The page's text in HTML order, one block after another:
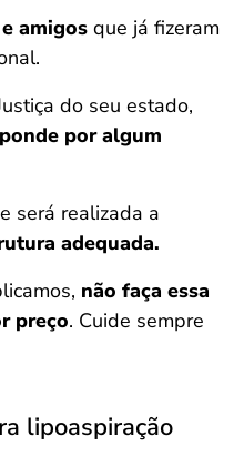
amigos que já fizeram
do seu estado,
por algum
será realizada a
adequada.
não faça essa
preço. Cuide sempre
lipoaspiração